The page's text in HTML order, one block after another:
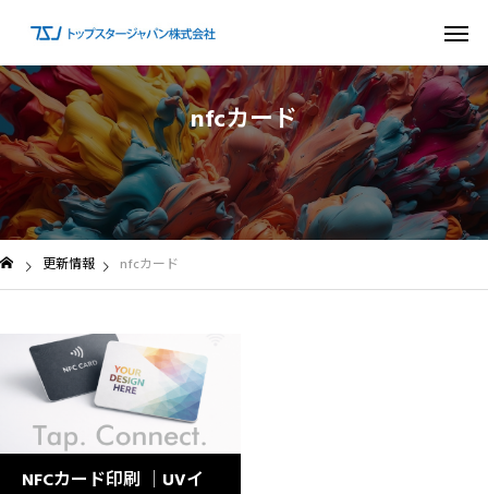
nfcカード
更新情報 nfcカード
NFCカード印刷 │UVイ